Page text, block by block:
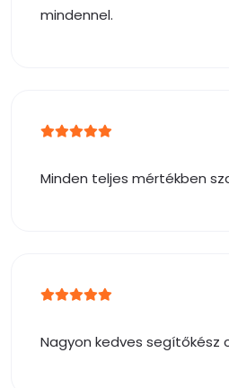
mindennel.
Minden teljes mértékben
Nagyon kedves segítőkész